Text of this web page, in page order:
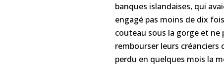
banques islandaises, qui
engagé pas moins de dix
couteau sous la gorge et
rembourser leurs créanciers
perdu en quelques mois la